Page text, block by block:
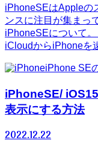
iPhoneSEはAppleの
ンスに注目が集まっ
iPhoneSEについて
iCloudからiPhoneを
iPhone SE
iPhoneSE/
表示にする方法
2022.12.22